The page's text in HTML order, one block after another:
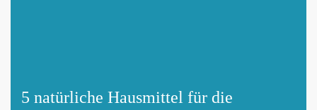
5 natürliche Hausmittel für die